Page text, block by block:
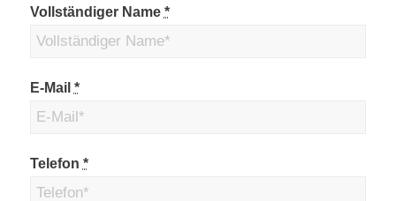
Vollständiger Name *
E-Mail *
Telefon *